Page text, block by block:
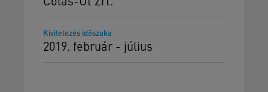
Kivitelezés időszaka
2019. február - július